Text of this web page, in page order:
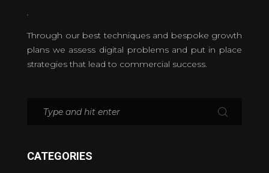
Through our best techniques and bespoke growth
plans we assess digital problems and put in place
strategies that lead to commercial success.
CATEGORIES